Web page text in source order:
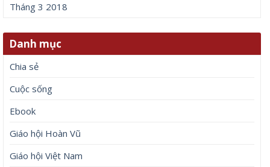
Tháng 3 2018
Danh mục
Chia sẻ
Cuộc sống
Ebook
Giáo hội Hoàn Vũ
Giáo hội Việt Nam